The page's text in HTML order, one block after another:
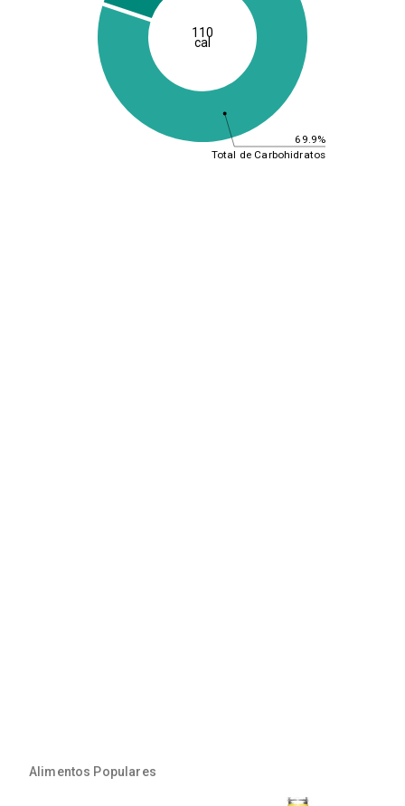
69.9%
Total de Carbohidratos
110
cal
Alimentos Populares